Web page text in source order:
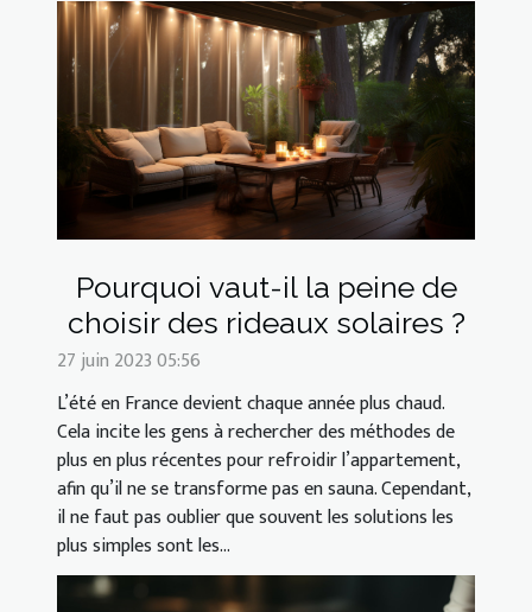
Pourquoi vaut-il la peine de
choisir des rideaux solaires ?
27 juin 2023 05:56
L’été en France devient chaque année plus chaud.
Cela incite les gens à rechercher des méthodes de
plus en plus récentes pour refroidir l’appartement,
afin qu’il ne se transforme pas en sauna. Cependant,
il ne faut pas oublier que souvent les solutions les
plus simples sont les...